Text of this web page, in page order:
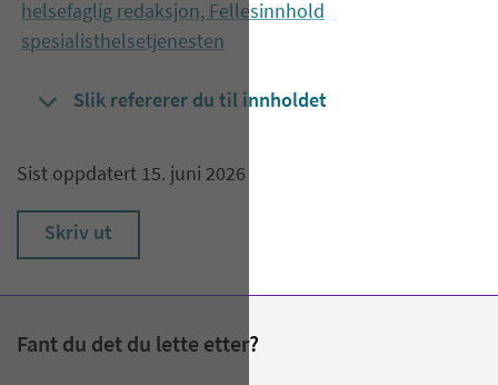
helsefaglig redaksjon, Fellesinnhold
spesialisthelsetjenesten
Slik refererer du til innholdet
Sist oppdatert 15. juni 2026
Skriv ut
Fant du det du lette etter?